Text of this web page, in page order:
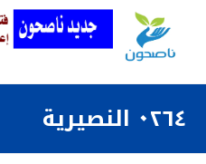
٠٢٦٤ النصيرية